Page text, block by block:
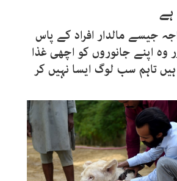
ہے
جیسے مالدار افراد کے پاس
وہ اپنے جانوروں کو اچھی غذا
تاہم سب لوگ ایسا نہیں کر